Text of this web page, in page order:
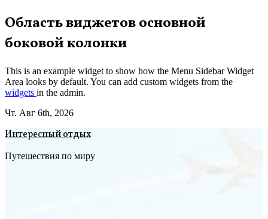
Перейти
к
содержимому
Область виджетов основной
боковой колонки
This is an example widget to show how the Menu Sidebar Widget
Area looks by default. You can add custom widgets from the
widgets in the admin.
Чт. Авг 6th, 2026
Интересный отдых
Путешествия по миру